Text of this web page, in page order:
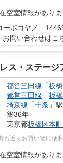
空室情報がありま
ーポコヤノ
お問い合わせはこ
ス・ステー
都営三田線 「板
都営三田線 「板
埼京線 「十条 」
築36年
東京都板橋区本町
近くお買い物に便
空室情報がありま